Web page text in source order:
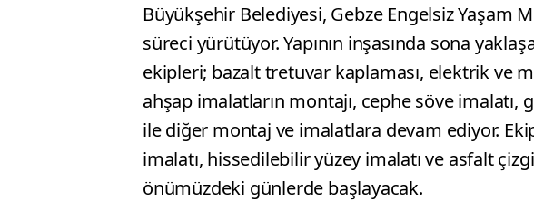
Büyükşehir Belediyesi, Gebze Engelsiz Yaşam
süreci yürütüyor. Yapının inşasında sona
ekipleri; bazalt tretuvar kaplaması, elektrik ve
ahşap imalatların montajı, cephe söve imalatı,
ile diğer montaj ve imalatlara devam ediyor.
imalatı, hissedilebilir yüzey imalatı ve asfalt
önümüzdeki günlerde başlayacak.